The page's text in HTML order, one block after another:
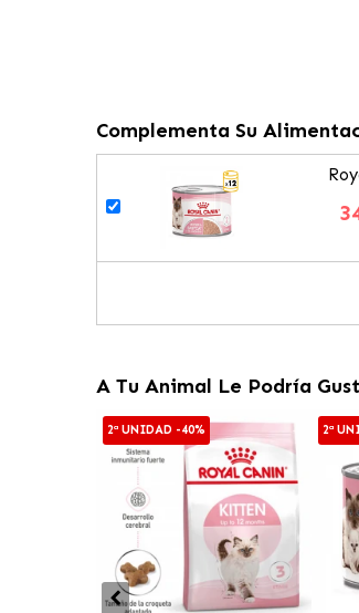
Complementa Su
A Tu Animal Le Podría
2ª UNIDAD -40% 2ª